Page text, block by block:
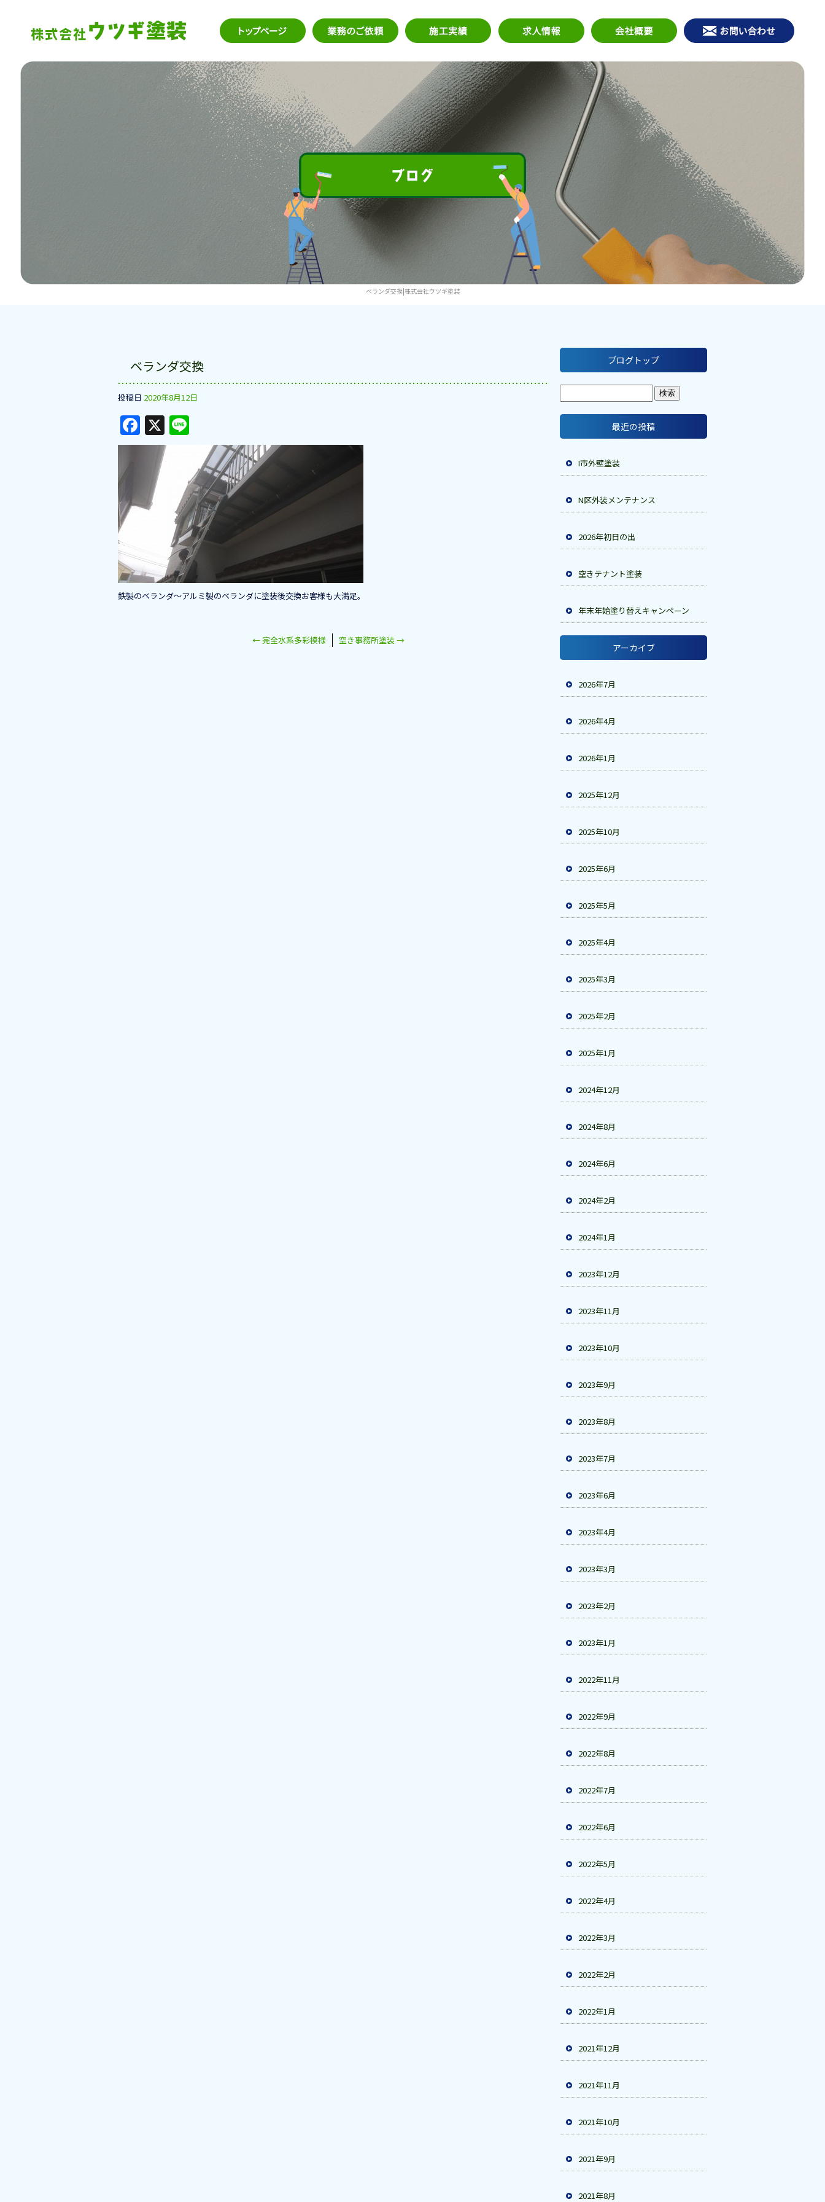
ベランダ交換|株式会社ウツギ塗装
ベランダ交換
投稿日 2020年8月12日
F
a
b
k
X
e
鉄製のベランダ～アルミ製のベランダに塗装後交換お客様も大満足。
←完全水系多彩模様 空き事務所塗装→
ブログトップ
最近の投稿
I市外壁塗装
N区外装メンテナンス
2026年初日の出
空きテナント塗装
年末年始塗り替えキャンペーン
アーカイブ
2026年7月
2026年4月
2026年1月
2025年12月
2025年10月
2025年6月
2025年5月
2025年4月
2025年3月
2025年2月
2025年1月
2024年12月
2024年8月
2024年6月
2024年2月
2024年1月
2023年12月
2023年11月
2023年10月
2023年9月
2023年8月
2023年7月
2023年6月
2023年4月
2023年3月
2023年2月
2023年1月
2022年11月
2022年9月
2022年8月
2022年7月
2022年6月
2022年5月
2022年4月
2022年3月
2022年2月
2022年1月
2021年12月
2021年11月
2021年10月
2021年9月
2021年8月